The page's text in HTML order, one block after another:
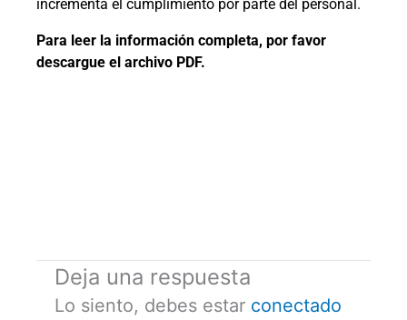
incrementa el cumplimiento por parte del personal.
Para leer la información completa, por favor
descargue el archivo PDF.
Deja una respuesta
Lo siento, debes estar conectado